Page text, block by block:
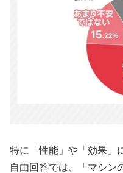
特に「性能」や「効果」
自由回答では、「マシン